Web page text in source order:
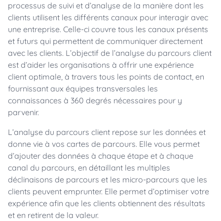
processus de suivi et d’analyse de la manière dont les
clients utilisent les différents canaux pour interagir avec
une entreprise. Celle-ci couvre tous les canaux présents
et futurs qui permettent de communiquer directement
avec les clients. L’objectif de l’analyse du parcours client
est d’aider les organisations à offrir une expérience
client optimale, à travers tous les points de contact, en
fournissant aux équipes transversales les
connaissances à 360 degrés nécessaires pour y
parvenir.
L’analyse du parcours client repose sur les données et
donne vie à vos cartes de parcours. Elle vous permet
d’ajouter des données à chaque étape et à chaque
canal du parcours, en détaillant les multiples
déclinaisons de parcours et les micro-parcours que les
clients peuvent emprunter. Elle permet d’optimiser votre
expérience afin que les clients obtiennent des résultats
et en retirent de la valeur.